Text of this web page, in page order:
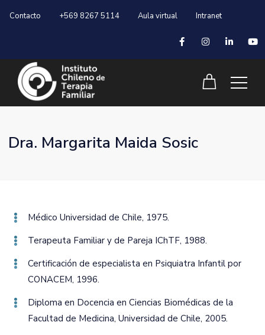
Contacto +569 8267 5114 Aula virtual Intranet
Dra. Margarita Maida Sosic
Médico Universidad de Chile‚ 1975.
Terapeuta Familiar y de Pareja IChTF‚ 1988.
Certificación de especialista en Psiquiatra Infantil por
CONACEM‚ 1996.
Diploma en Docencia en Ciencias Biomédicas de la
Facultad de Medicina‚ Universidad de Chile‚ 2005.